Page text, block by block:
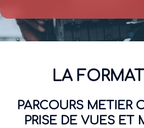
LA
PARCOURS METIER
PRISE DE VUES ET